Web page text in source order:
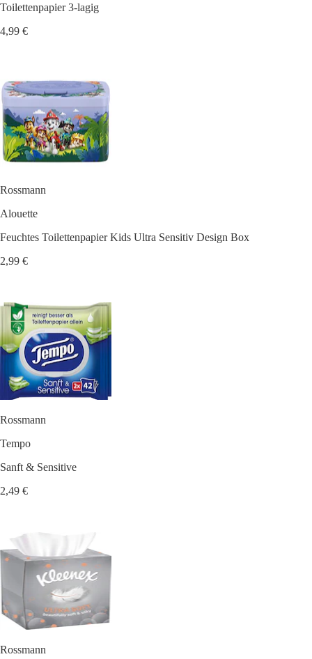
Toilettenpapier 3-lagig
4,99 €
Rossmann
Alouette
Feuchtes Toilettenpapier Kids Ultra Sensitiv Design Box
2,99 €
Rossmann
Tempo
Sanft & Sensitive
2,49 €
Rossmann